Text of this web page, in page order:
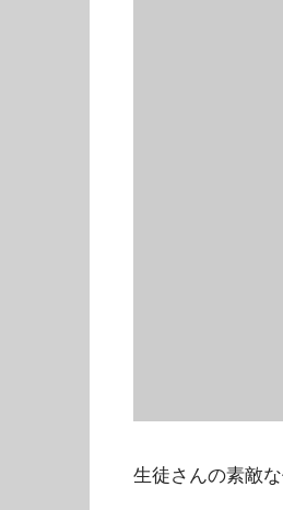
生徒さんの素敵